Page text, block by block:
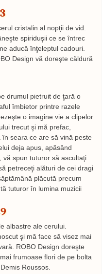
cristalin al nopţii de vid.
spiriduşii ce se întrec
aducă înţeleptul cadouri.
Design vă doreşte căldură
drumul pietruit de ţară o
îmbietor printre razele
o imagine vie a clipelor
trecut şi mă prefac,
seara ce are să vină peste
deja apus, apăsând
vă spun tuturor să ascultaţi
petreceţi alături de cei dragi
plăcută precum
tuturor în lumina muzicii
albastre ale cerului.
şi mă face să visez mai
ROBO Design doreşte
frumoase flori de pe bolta
Roussos.